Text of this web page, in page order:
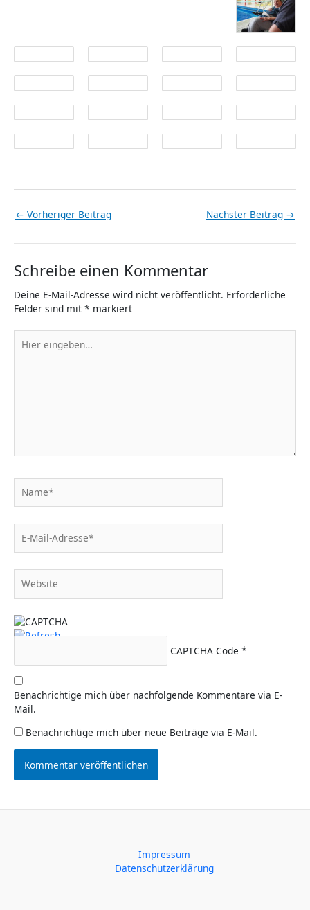
← Vorheriger Beitrag Nächster Beitrag →
Schreibe einen Kommentar
Deine E-Mail-Adresse wird nicht veröffentlicht. Erforderliche
Felder sind mit * markiert
eingeben…
Mail-
Adresse*
CAPTCHA Code *
Benachrichtige mich über nachfolgende Kommentare via E-
Mail.
Benachrichtige mich über neue Beiträge via E-Mail.
Impressum
Datenschutzerklärung